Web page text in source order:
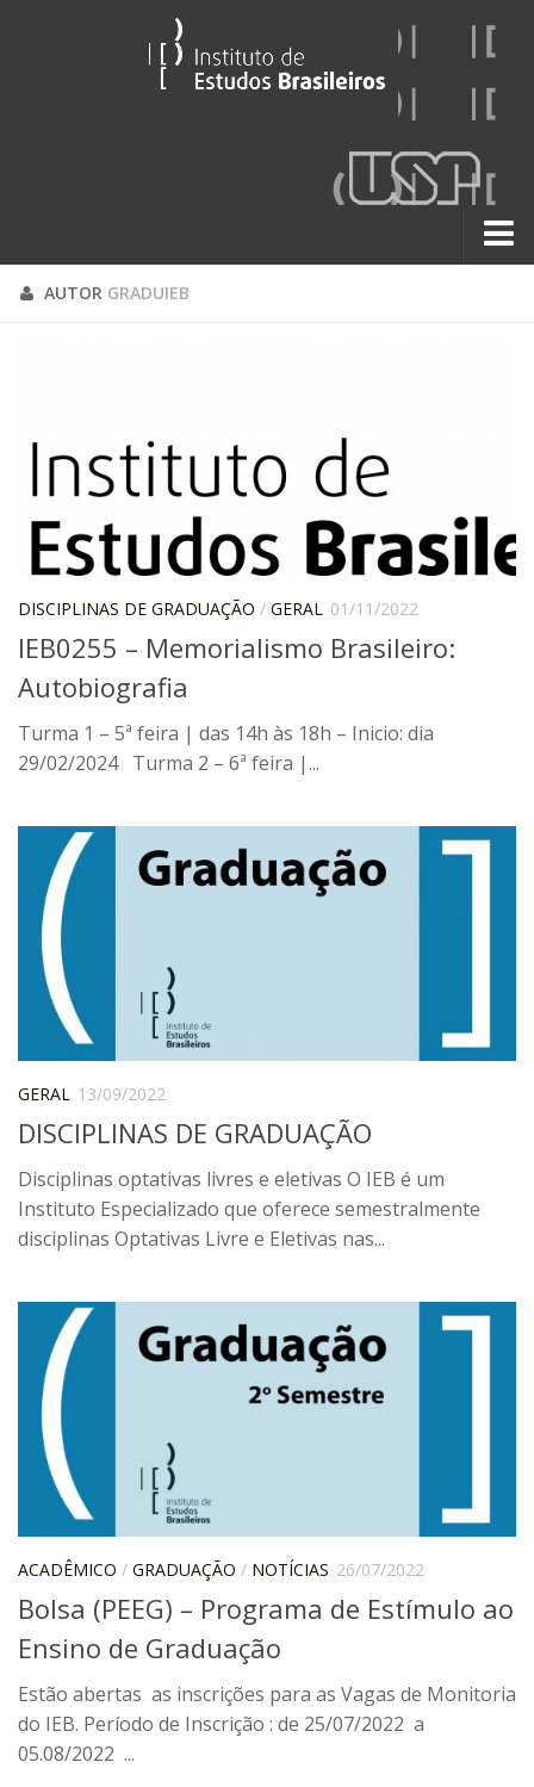
Sobre
Paralelos 22
Pesquisa
Pós-Doutorado
Pesquisador Colaborador
Iniciação Científica
Pré-Iniciação Científica
GIP
Pró-Reitoria de Pesquisa e Inovação
Extensão
Cursos
Isenção
Comissões
CAAF
CD
CEQUALI
CPg
Acadêmico
Serviço de Apoio ao Ensino
Representação Discente
Licitações e Contratos
Encerradas
Contratos
Divisão Administrativa Financeira
Sobre
AUTOR GRADUIEB
DISCIPLINAS DE GRADUAÇÃO / GERAL 01/11/2022
IEB0255 – Memorialismo Brasileiro:
Autobiografia
Turma 1 – 5ª feira | das 14h às 18h – Inicio: dia
29/02/2024 Turma 2 – 6ª feira |...
GERAL 13/09/2022
DISCIPLINAS DE GRADUAÇÃO
Disciplinas optativas livres e eletivas O IEB é um
Instituto Especializado que oferece semestralmente
disciplinas Optativas Livre e Eletivas nas...
ACADÊMICO / GRADUAÇÃO / NOTÍCIAS 26/07/2022
Bolsa (PEEG) – Programa de Estímulo ao
Ensino de Graduação
Estão abertas as inscrições para as Vagas de Monitoria
do IEB. Período de Inscrição : de 25/07/2022 a
05.08/2022 ...